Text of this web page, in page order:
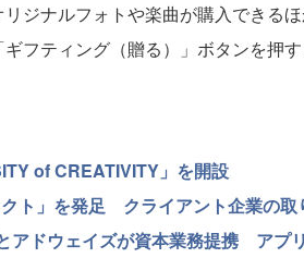
ジナルフォトや楽曲が購入できる
フティング（贈る）」ボタンを押
of CREATIVITY」を開設
ト」を発足 クライアント企業の取
アドウェイズが資本業務提携 アプ